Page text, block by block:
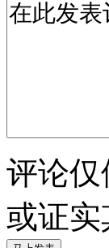
评论
或证实